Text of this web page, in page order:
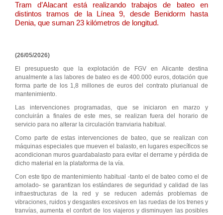
Tram d’Alacant está realizando trabajos de bateo en
distintos tramos de la Línea 9, desde Benidorm hasta
Denia, que suman 23 kilómetros de longitud.
(26/05/2026)
El presupuesto que la explotación de FGV en Alicante destina
anualmente a las labores de bateo es de 400.000 euros, dotación que
forma parte de los 1,8 millones de euros del contrato plurianual de
mantenimiento.
Las intervenciones programadas, que se iniciaron en marzo y
concluirán a finales de este mes, se realizan fuera del horario de
servicio para no alterar la circulación tranviaria habitual.
Como parte de estas intervenciones de bateo, que se realizan con
máquinas especiales que mueven el balasto, en lugares específicos se
acondicionan muros guardabalasto para evitar el derrame y pérdida de
dicho material en la plataforma de la vía.
Con este tipo de mantenimiento habitual -tanto el de bateo como el de
amolado- se garantizan los estándares de seguridad y calidad de las
infraestructuras de la red y se reducen además problemas de
vibraciones, ruidos y desgastes excesivos en las ruedas de los trenes y
tranvías, aumenta el confort de los viajeros y disminuyen las posibles